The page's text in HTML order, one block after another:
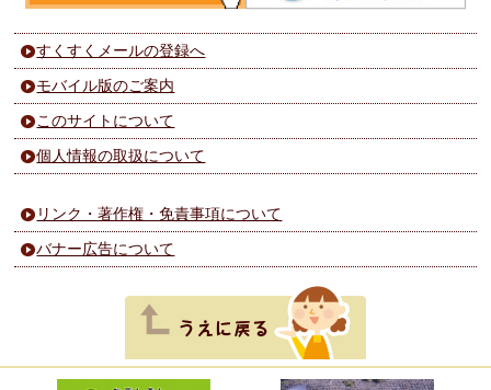
すくすくメールの登録へ
モバイル版のご案内
このサイトについて
個人情報の取扱について
リンク・著作権・免責事項について
バナー広告について